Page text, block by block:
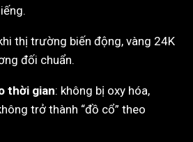
thị trường biến động, vàng 24K
đối chuẩn.
thời gian: không bị oxy hóa,
trở thành “đồ cổ” theo